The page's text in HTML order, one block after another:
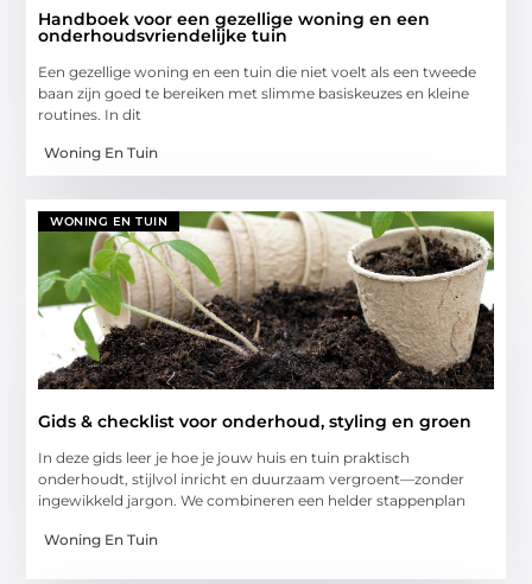
Handboek voor een gezellige woning en een
onderhoudsvriendelijke tuin
Een gezellige woning en een tuin die niet voelt als een tweede
baan zijn goed te bereiken met slimme basiskeuzes en kleine
routines. In dit
Woning En Tuin
WONING EN TUIN
Gids & checklist voor onderhoud, styling en groen
In deze gids leer je hoe je jouw huis en tuin praktisch
onderhoudt, stijlvol inricht en duurzaam vergroent—zonder
ingewikkeld jargon. We combineren een helder stappenplan
Woning En Tuin